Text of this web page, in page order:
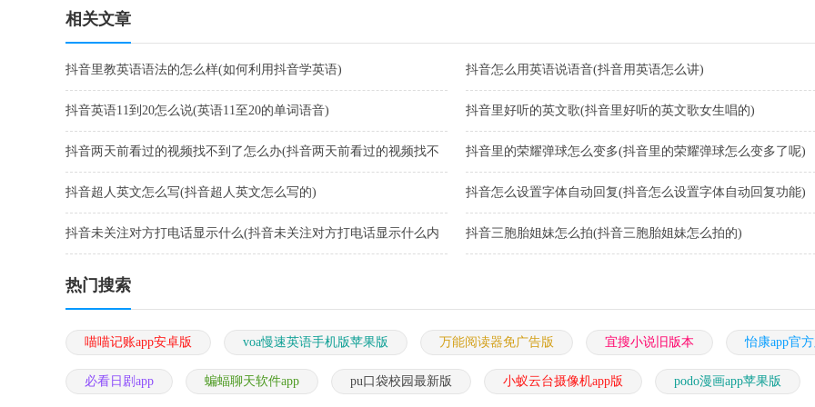
相关文章
抖音里教英语语法的怎么样(如何利用抖音学英语) 抖音怎么用英语说语音(抖音用英语怎么讲)
抖音英语11到20怎么说(英语11至20的单词语音) 抖音里好听的英文歌(抖音里好听的英文歌女生唱的)
抖音两天前看过的视频找不到了怎么办(抖音两天前看过的视频找不
到了怎么办呢)
抖音里的荣耀弹球怎么变多(抖音里的荣耀弹球怎么变多了呢)
抖音超人英文怎么写(抖音超人英文怎么写的) 抖音怎么设置字体自动回复(抖音怎么设置字体自动回复功能)
抖音未关注对方打电话显示什么(抖音未关注对方打电话显示什么内
容)
抖音三胞胎姐妹怎么拍(抖音三胞胎姐妹怎么拍的)
热门搜索
喵喵记账app安卓版 voa慢速英语手机版苹果版 万能阅读器免广告版 宜搜小说旧版本 怡康app官
必看日剧app 蝙蝠聊天软件app pu口袋校园最新版 小蚁云台摄像机app版 podo漫画app苹果版